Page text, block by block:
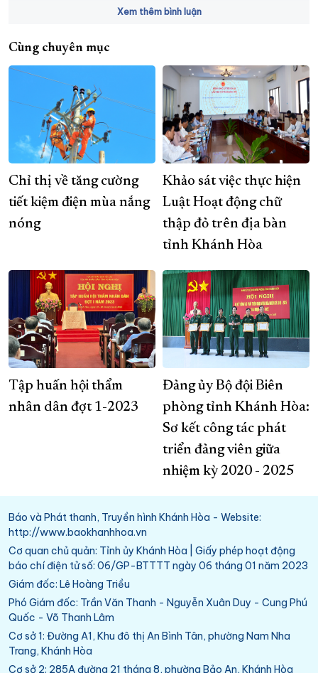
Xem thêm bình luận
Cùng chuyên mục
Chỉ thị về tăng cường
tiết kiệm điện mùa nắng
nóng
Khảo sát việc thực hiện
Luật Hoạt động chữ
thập đỏ trên địa bàn
tỉnh Khánh Hòa
Tập huấn hội thẩm
nhân dân đợt 1-2023
Đảng ủy Bộ đội Biên
phòng tỉnh Khánh Hòa:
Sơ kết công tác phát
triển đảng viên giữa
nhiệm kỳ 2020 - 2025
Báo và Phát thanh, Truyền hình Khánh Hòa - Website:
http://www.baokhanhhoa.vn
Cơ quan chủ quản: Tỉnh ủy Khánh Hòa | Giấy phép hoạt động
báo chí điện tử số: 06/GP-BTTTT ngày 06 tháng 01 năm 2023
Giám đốc: Lê Hoàng Triều
Phó Giám đốc: Trần Văn Thanh - Nguyễn Xuân Duy - Cung Phú
Quốc - Võ Thanh Lâm
Cơ sở 1: Đường A1, Khu đô thị An Bình Tân, phường Nam Nha
Trang, Khánh Hòa
Cơ sở 2: 285A đường 21 tháng 8, phường Bảo An, Khánh Hòa